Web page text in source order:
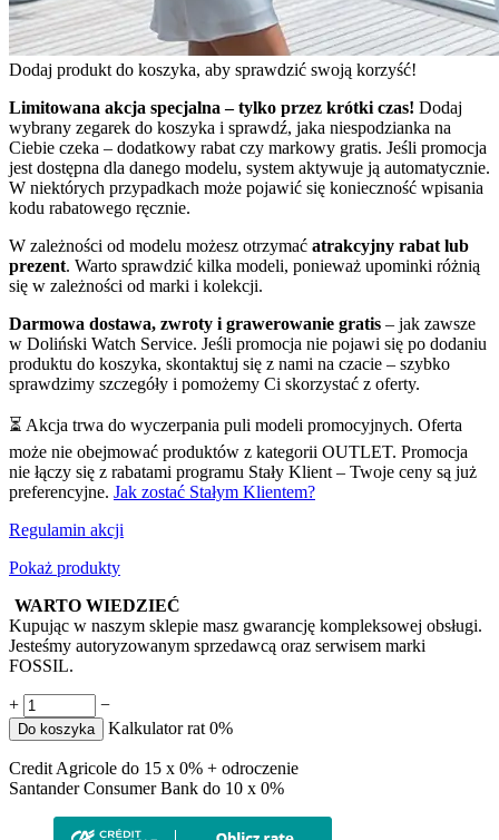
Dodaj produkt do koszyka, aby sprawdzić swoją korzyść!
Limitowana akcja specjalna – tylko przez krótki czas! Dodaj
wybrany zegarek do koszyka i sprawdź, jaka niespodzianka na
Ciebie czeka – dodatkowy rabat czy markowy gratis. Jeśli promocja
jest dostępna dla danego modelu, system aktywuje ją automatycznie.
W niektórych przypadkach może pojawić się konieczność wpisania
kodu rabatowego ręcznie.
W zależności od modelu możesz otrzymać atrakcyjny rabat lub
prezent. Warto sprawdzić kilka modeli, ponieważ upominki różnią
się w zależności od marki i kolekcji.
Darmowa dostawa, zwroty i grawerowanie gratis – jak zawsze
w Doliński Watch Service. Jeśli promocja nie pojawi się po dodaniu
produktu do koszyka, skontaktuj się z nami na czacie – szybko
sprawdzimy szczegóły i pomożemy Ci skorzystać z oferty.
⏳ Akcja trwa do wyczerpania puli modeli promocyjnych. Oferta
może nie obejmować produktów z kategorii OUTLET. Promocja
nie łączy się z rabatami programu Stały Klient – Twoje ceny są już
preferencyjne. Jak zostać Stałym Klientem?
Regulamin akcji
Pokaż produkty
WARTO WIEDZIEĆ
Kupując w naszym sklepie masz gwarancję kompleksowej obsługi.
Jesteśmy autoryzowanym sprzedawcą oraz serwisem marki
FOSSIL.
+ −
Do koszyka Kalkulator rat 0%
Credit Agricole do 15 x 0% + odroczenie
Santander Consumer Bank do 10 x 0%